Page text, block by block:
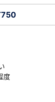
度
、お問い合わせペー